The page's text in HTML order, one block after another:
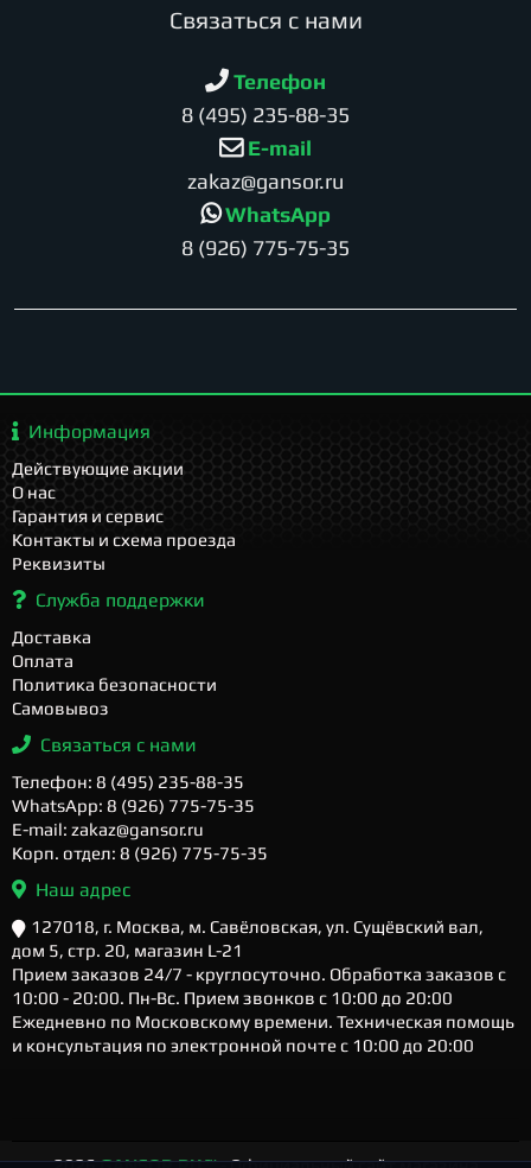
Cвязаться с нами
Телефон
8 (495) 235-88-35
E-mail
zakaz@gansor.ru
WhatsApp
8 (926) 775-75-35
Информация
Действующие акции
О нас
Гарантия и сервис
Контакты и схема проезда
Реквизиты
Служба поддержки
Доставка
Оплата
Политика безопасности
Самовывоз
Связаться с нами
Телефон: 8 (495) 235-88-35
WhatsApp: 8 (926) 775-75-35
E-mail: zakaz@gansor.ru
Корп. отдел: 8 (926) 775-75-35
Наш адрес
127018, г. Москва, м. Савёловская, ул. Сущёвский вал,
дом 5, стр. 20, магазин L-21
Прием заказов 24/7 - круглосуточно. Обработка заказов с
10:00 - 20:00. Пн-Вс. Прием звонков с 10:00 до 20:00
Ежедневно по Московскому времени. Техническая помощь
и консультация по электронной почте с 10:00 до 20:00